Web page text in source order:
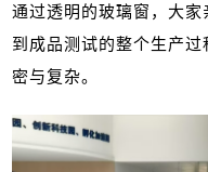
通过透明的玻璃窗，大
到成品测试的整个生产
密与复杂。